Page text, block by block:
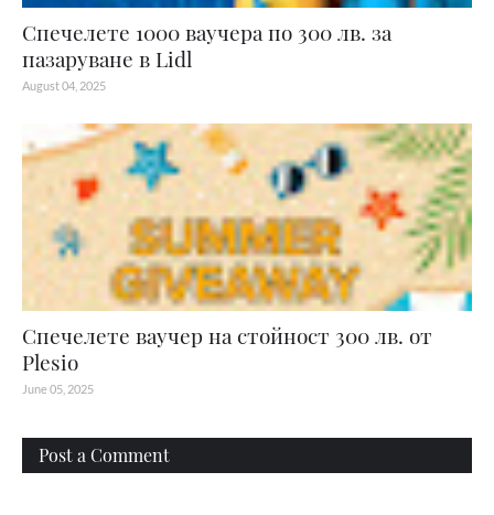
Спечелете 1000 ваучера по 300 лв. за
пазаруване в Lidl
August 04, 2025
Спечелете ваучер на стойност 300 лв. от
Plesio
June 05, 2025
Post a Comment